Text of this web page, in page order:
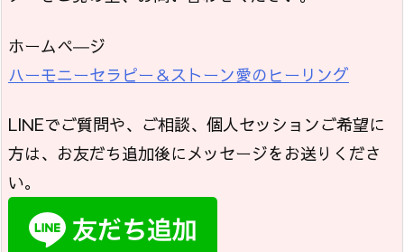
ホームペ―ジ
ハーモニーセラピー＆ストーン愛のヒーリング
LINEでご質問や、ご相談、個人セッションご希望に
方は、お友だち追加後にメッセージをお送りくださ
い。